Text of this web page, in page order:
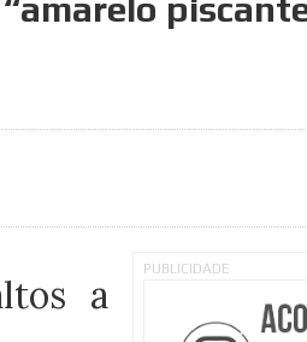
a
PUBLICIDADE